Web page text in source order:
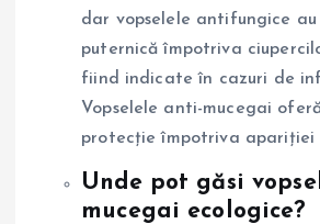
dar vopselele antifungice
puternică împotriva
fiind indicate în cazuri de
Vopselele anti-mucegai
protecție împotriva apariției
Unde pot găsi
mucegai ecologice?